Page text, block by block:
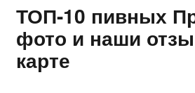
ТОП-10 пивных
фото и наши
карте